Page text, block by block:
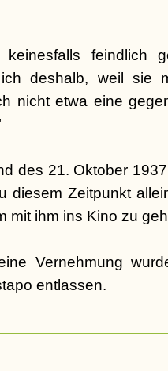
feindlich
deshalb, weil sie
nicht etwa eine
des 21. Oktober
diesem Zeitpunkt
mit ihm ins Kino zu
Vernehmung
entlassen.